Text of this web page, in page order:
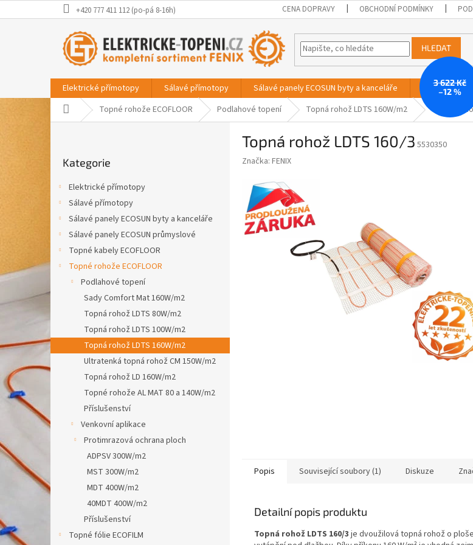
na
+420 777 411 112 (po-pá 8-16h) CENA DOPRAVY OBCHODNÍ PODMÍNKY
HLEDAT
Elektrické přímotopy Sálavé přímotopy Sálavé panely ECOSUN byty a kanceláře Sálavé
Domů Topné rohože ECOFLOOR Podlahové topení Topná rohož LDTS 160W/m2 Topná
a
e
kategorie
Kategorie
Elektrické přímotopy
Sálavé přímotopy
Sálavé panely ECOSUN byty a kanceláře
Sálavé panely ECOSUN průmyslové
Topné kabely ECOFLOOR
Topné rohože ECOFLOOR
Podlahové topení
Sady Comfort Mat 160W/m2
Topná rohož LDTS 80W/m2
Topná rohož LDTS 100W/m2
Topná rohož LDTS 160W/m2
Ultratenká topná rohož CM 150W/m2
Topná rohož LD 160W/m2
Topné rohože AL MAT 80 a 140W/m2
Příslušenství
Venkovní aplikace
Protimrazová ochrana ploch
ADPSV 300W/m2
MST 300W/m2
MDT 400W/m2
40MDT 400W/m2
Příslušenství
Topné fólie ECOFILM
Topná rohož LDTS 160/3 5530350
Značka: FENIX
3 622 Kč
–12 %
Popis Související soubory (1) Diskuze
Detailní popis produktu
Topná rohož LDTS 160/3 je dvoužilová topná rohož o